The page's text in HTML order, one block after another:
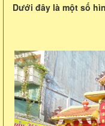
Dưới đây là một số